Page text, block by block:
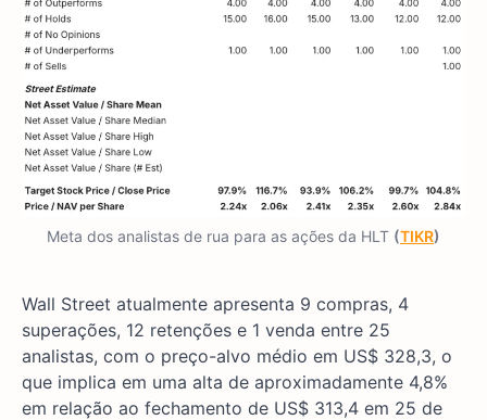
Meta dos analistas de rua para as ações da HLT (TIKR)
Wall Street atualmente apresenta 9 compras, 4
superações, 12 retenções e 1 venda entre 25
analistas, com o preço-alvo médio em US$ 328,3, o
que implica em uma alta de aproximadamente 4,8%
em relação ao fechamento de US$ 313,4 em 25 de